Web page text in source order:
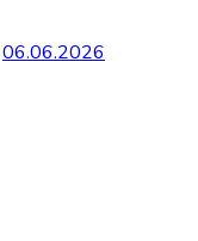
06.06.2026